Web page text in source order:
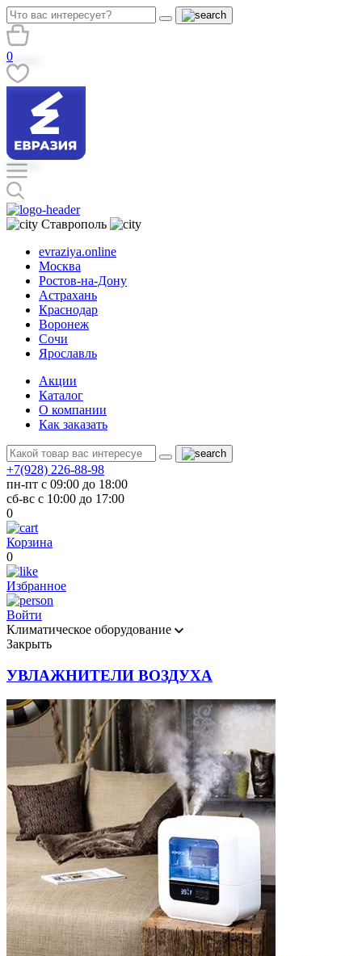
0
Ставрополь
evraziya.online
Москва
Ростов-на-Дону
Астрахань
Краснодар
Воронеж
Сочи
Ярославль
Акции
Каталог
О компании
Как заказать
+7(928) 226-88-98
пн-пт с 09:00 до 18:00
сб-вс с 10:00 до 17:00
0
Корзина
0
Избранное
Войти
Климатическое оборудование
Закрыть
УВЛАЖНИТЕЛИ ВОЗДУХА